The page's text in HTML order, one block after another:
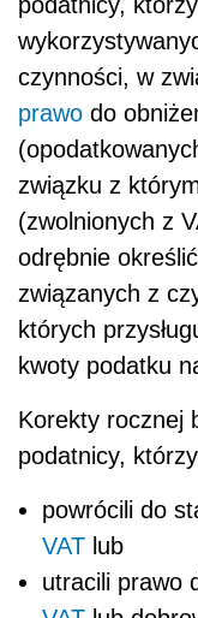
czynności, w
prawo do
związku z
(zwolnionych z
odrębnie
związanych z
których
kwoty podatku
Korekty rocznej
podatnicy,
powrócili do
VAT lub
utracili prawo